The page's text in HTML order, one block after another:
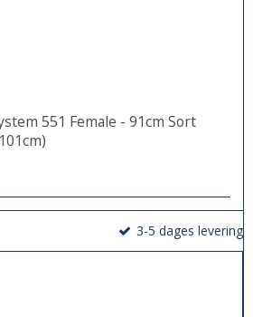
551 Female - 91cm Sort
3-5 dages levering